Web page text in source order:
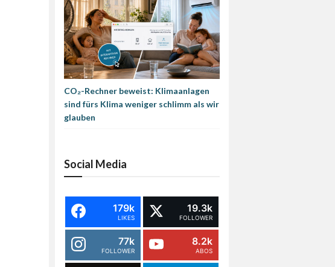
CO₂-Rechner beweist: Klimaanlagen
sind fürs Klima weniger schlimm als wir
glauben
Social Media
179k
LIKES
19.3k
FOLLOWER
77k
FOLLOWER
8.2k
ABOS